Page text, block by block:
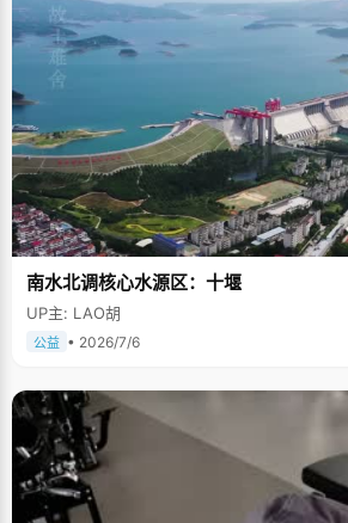
南水北调核心水源区：十堰
UP主: LAO胡
公益 • 2026/7/6